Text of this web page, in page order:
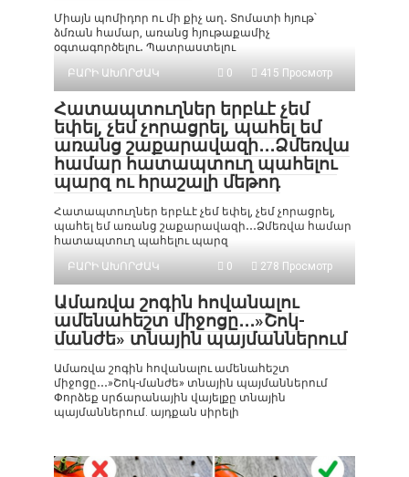
Միայն պոմիդոր ու մի քիչ աղ․ Տոմատի հյութ՝
ձմռան համար, առանց հյութաքամիչ
օգտագործելու․ Պատրաստելու
ԲԱՐԻ ԱԽՈՐԺԱԿ
0 415 Просмотр
Հատապտուղներ երբևէ չեմ
եփել, չեմ չորացրել, պահել եմ
առանց շաքարավազի․․․Ձմեռվա
համար հատապտուղ պահելու
պարզ ու հրաշալի մեթոդ
Հատապտուղներ երբևէ չեմ եփել, չեմ չորացրել,
պահել եմ առանց շաքարավազի․․․Ձմեռվա համար
հատապտուղ պահելու պարզ
ԲԱՐԻ ԱԽՈՐԺԱԿ
0 278 Просмотр
Ամառվա շոգին հովանալու
ամենահեշտ միջոցը․․․»Շոկ-
մանժե» տնային պայմաններում
Ամառվա շոգին հովանալու ամենահեշտ
միջոցը․․․»Շոկ-մանժե» տնային պայմաններում
Փորձեք սրճարանային վայելքը տնային
պայմաններում. այդքան սիրելի